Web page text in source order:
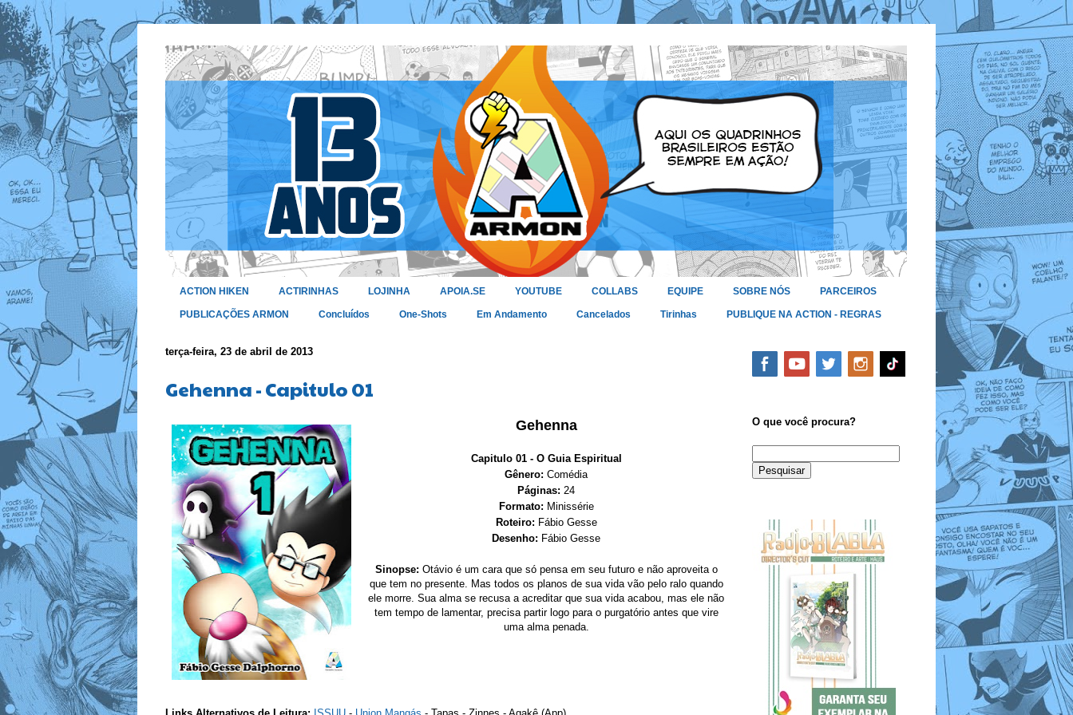
ACTION HIKEN ACTIRINHAS LOJINHA APOIA.SE YOUTUBE COLLABS EQUIPE SOBRE NÓS PARCEIROS
PUBLICAÇÕES ARMON Concluídos One-Shots Em Andamento Cancelados Tirinhas PUBLIQUE NA ACTION - REGRAS
terça-feira, 23 de abril de 2013
Gehenna - Capitulo 01
Gehenna
Capitulo 01 - O Guia Espiritual
Gênero: Comédia
Páginas: 24
Formato: Minissérie
Roteiro: Fábio Gesse
Desenho: Fábio Gesse
Sinopse: Otávio é um cara que só pensa em seu futuro e não aproveita o
que tem no presente. Mas todos os planos de sua vida vão pelo ralo quando
ele morre. Sua alma se recusa a acreditar que sua vida acabou, mas ele não
tem tempo de lamentar, precisa partir logo para o purgatório antes que vire
uma alma penada.
O que você procura?